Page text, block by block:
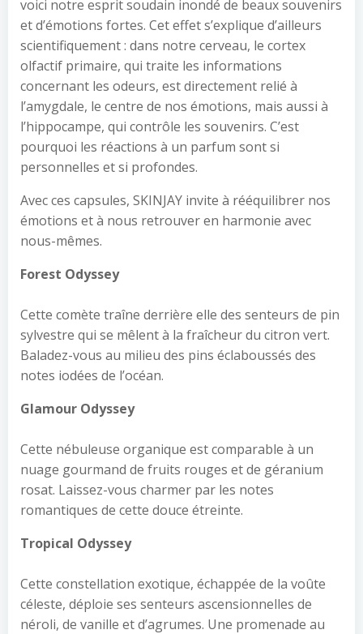
voici notre esprit soudain inondé de beaux souvenirs
et d’émotions fortes. Cet effet s’explique d’ailleurs
scientifiquement : dans notre cerveau, le cortex
olfactif primaire, qui traite les informations
concernant les odeurs, est directement relié à
l’amygdale, le centre de nos émotions, mais aussi à
l’hippocampe, qui contrôle les souvenirs. C’est
pourquoi les réactions à un parfum sont si
personnelles et si profondes.
Avec ces capsules, SKINJAY invite à rééquilibrer nos
émotions et à nous retrouver en harmonie avec
nous-mêmes.
Forest Odyssey
Cette comète traîne derrière elle des senteurs de pin
sylvestre qui se mêlent à la fraîcheur du citron vert.
Baladez-vous au milieu des pins éclaboussés des
notes iodées de l’océan.
Glamour Odyssey
Cette nébuleuse organique est comparable à un
nuage gourmand de fruits rouges et de géranium
rosat. Laissez-vous charmer par les notes
romantiques de cette douce étreinte.
Tropical Odyssey
Cette constellation exotique, échappée de la voûte
céleste, déploie ses senteurs ascensionnelles de
néroli, de vanille et d’agrumes. Une promenade au